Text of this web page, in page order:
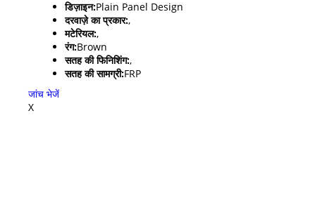
डिज़ाइन:Plain Panel Design
दरवाज़े का प्रकार:,
मटेरियल:,
रंग:Brown
सतह की फिनिशिंग:,
सतह की सामग्री:FRP
जांच भेजें
X